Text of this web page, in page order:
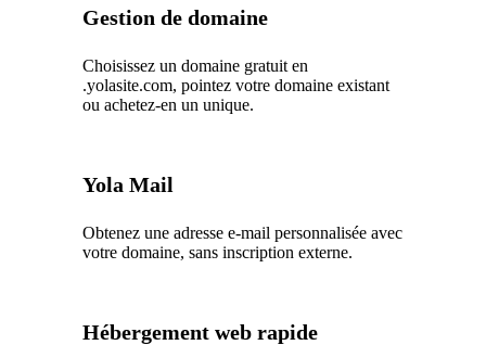
Gestion de domaine
Choisissez un domaine gratuit en
.yolasite.com, pointez votre domaine existant
ou achetez-en un unique.
Yola Mail
Obtenez une adresse e-mail personnalisée avec
votre domaine, sans inscription externe.
Hébergement web rapide